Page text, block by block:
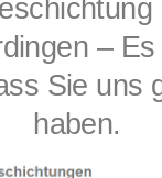
–
Sie uns
haben.